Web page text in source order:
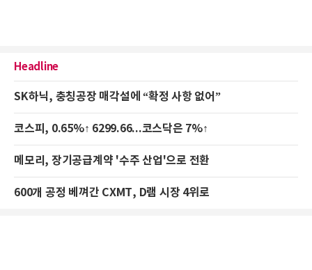
Headline
SK하닉, 충칭공장 매각설에 “확정 사항 없어”
코스피, 0.65%↑ 6299.66...코스닥은 7%↑
메모리, 장기공급계약 '수주 산업'으로 전환
600개 공정 베껴간 CXMT, D램 시장 4위로